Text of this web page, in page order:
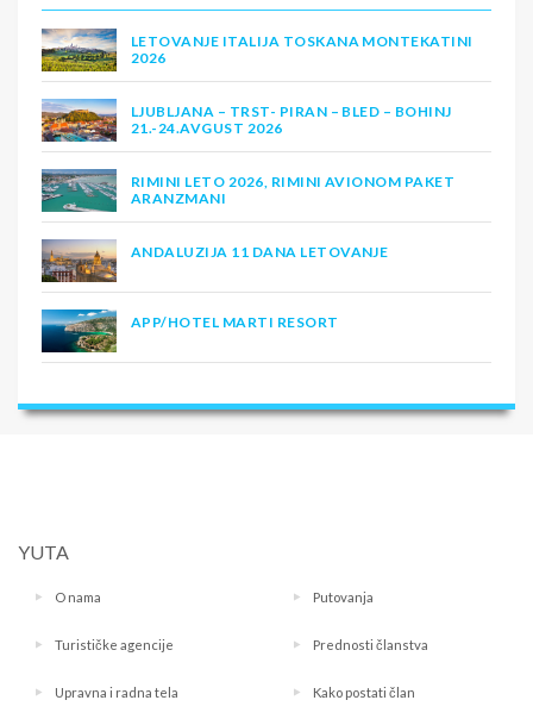
LETOVANJE ITALIJA TOSKANA MONTEKATINI
2026
LJUBLJANA – TRST- PIRAN – BLED – BOHINJ
21.-24.AVGUST 2026
RIMINI LETO 2026, RIMINI AVIONOM PAKET
ARANZMANI
ANDALUZIJA 11 DANA LETOVANJE
APP/HOTEL MARTI RESORT
YUTA
O nama Putovanja
Turističke agencije Prednosti članstva
Upravna i radna tela Kako postati član